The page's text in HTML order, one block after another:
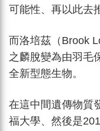
可能性、再以此去
而洛培茲（Brook
之麟脫變為由羽毛
全新型態生物。
在這中間遺傳物質
福大學、然後是